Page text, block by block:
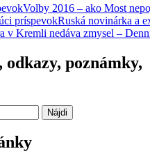
Volby 2016 – ako Most
príspevokRuská novinárka a
v Kremli nedáva zmysel –
odkazy, poznámky,